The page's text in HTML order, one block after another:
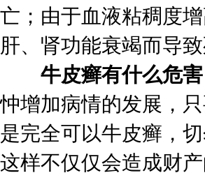
亡；由于血液粘稠度
肝、肾功能衰竭而导致
牛皮癣有什么危害
忡增加病情的发展，
是完全可以牛皮癣，
这样不仅仅会造成财